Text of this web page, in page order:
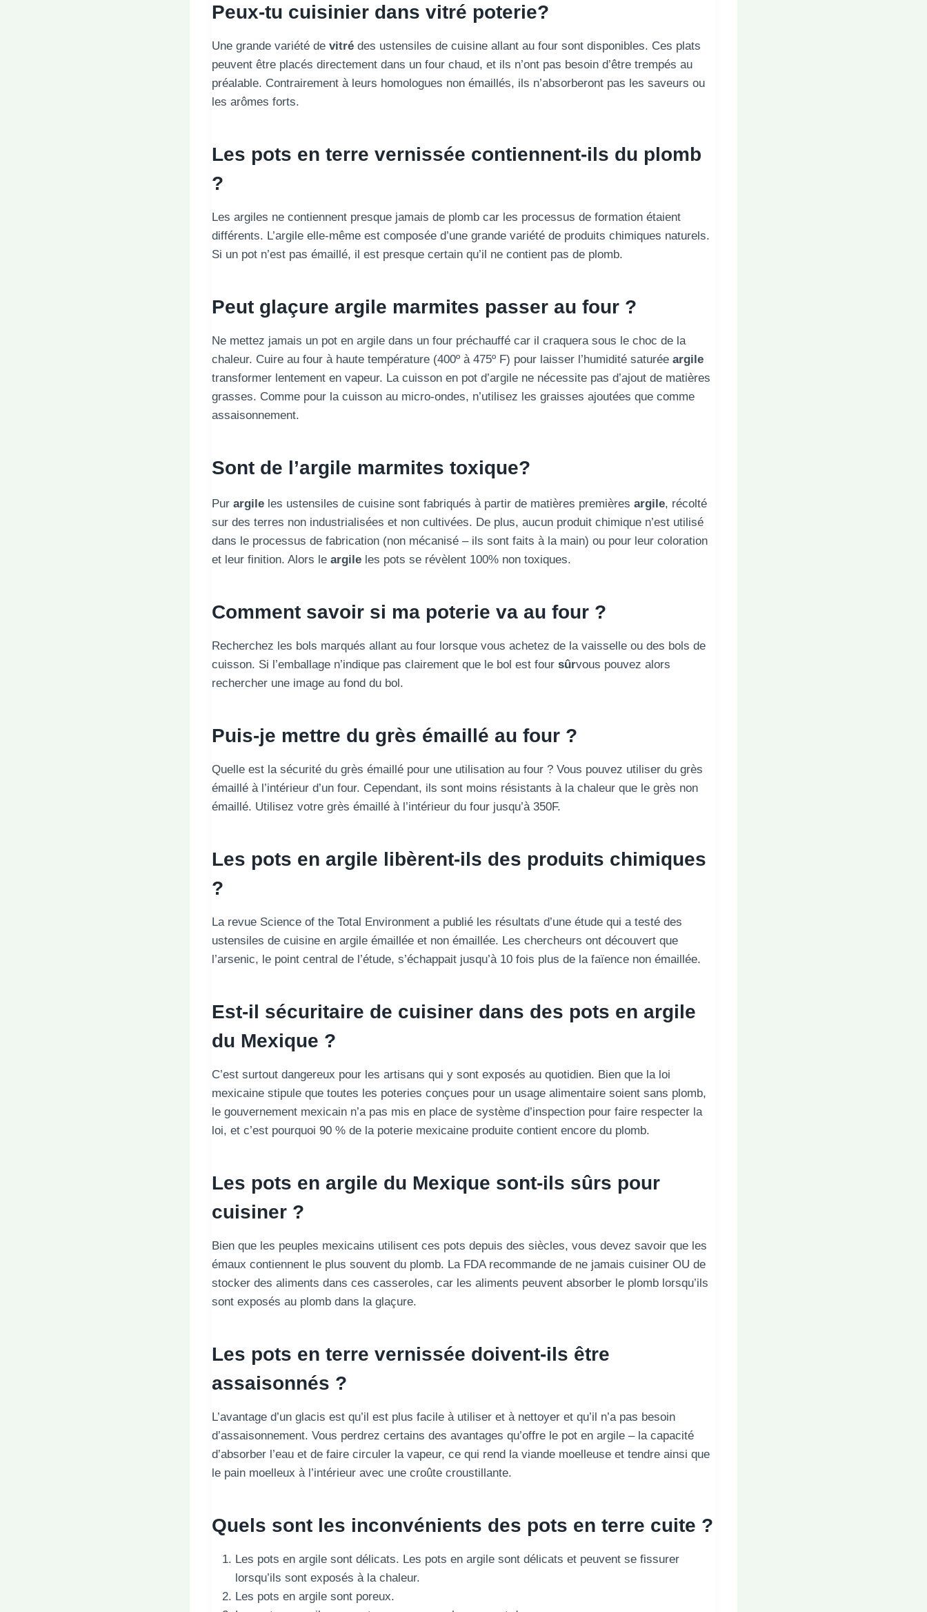
Peux-tu cuisinier dans vitré poterie?
Une grande variété de vitré des ustensiles de cuisine allant au four sont disponibles. Ces plats
peuvent être placés directement dans un four chaud, et ils n’ont pas besoin d’être trempés au
préalable. Contrairement à leurs homologues non émaillés, ils n’absorberont pas les saveurs ou
les arômes forts.
Les pots en terre vernissée contiennent-ils du plomb
?
Les argiles ne contiennent presque jamais de plomb car les processus de formation étaient
différents. L’argile elle-même est composée d’une grande variété de produits chimiques naturels.
Si un pot n’est pas émaillé, il est presque certain qu’il ne contient pas de plomb.
Peut glaçure argile marmites passer au four ?
Ne mettez jamais un pot en argile dans un four préchauffé car il craquera sous le choc de la
chaleur. Cuire au four à haute température (400º à 475º F) pour laisser l’humidité saturée argile
transformer lentement en vapeur. La cuisson en pot d’argile ne nécessite pas d’ajout de matières
grasses. Comme pour la cuisson au micro-ondes, n’utilisez les graisses ajoutées que comme
assaisonnement.
Sont de l’argile marmites toxique?
Pur argile les ustensiles de cuisine sont fabriqués à partir de matières premières argile, récolté
sur des terres non industrialisées et non cultivées. De plus, aucun produit chimique n’est utilisé
dans le processus de fabrication (non mécanisé – ils sont faits à la main) ou pour leur coloration
et leur finition. Alors le argile les pots se révèlent 100% non toxiques.
Comment savoir si ma poterie va au four ?
Recherchez les bols marqués allant au four lorsque vous achetez de la vaisselle ou des bols de
cuisson. Si l’emballage n’indique pas clairement que le bol est four sûrvous pouvez alors
rechercher une image au fond du bol.
Puis-je mettre du grès émaillé au four ?
Quelle est la sécurité du grès émaillé pour une utilisation au four ? Vous pouvez utiliser du grès
émaillé à l’intérieur d’un four. Cependant, ils sont moins résistants à la chaleur que le grès non
émaillé. Utilisez votre grès émaillé à l’intérieur du four jusqu’à 350F.
Les pots en argile libèrent-ils des produits chimiques
?
La revue Science of the Total Environment a publié les résultats d’une étude qui a testé des
ustensiles de cuisine en argile émaillée et non émaillée. Les chercheurs ont découvert que
l’arsenic, le point central de l’étude, s’échappait jusqu’à 10 fois plus de la faïence non émaillée.
Est-il sécuritaire de cuisiner dans des pots en argile
du Mexique ?
C’est surtout dangereux pour les artisans qui y sont exposés au quotidien. Bien que la loi
mexicaine stipule que toutes les poteries conçues pour un usage alimentaire soient sans plomb,
le gouvernement mexicain n’a pas mis en place de système d’inspection pour faire respecter la
loi, et c’est pourquoi 90 % de la poterie mexicaine produite contient encore du plomb.
Les pots en argile du Mexique sont-ils sûrs pour
cuisiner ?
Bien que les peuples mexicains utilisent ces pots depuis des siècles, vous devez savoir que les
émaux contiennent le plus souvent du plomb. La FDA recommande de ne jamais cuisiner OU de
stocker des aliments dans ces casseroles, car les aliments peuvent absorber le plomb lorsqu’ils
sont exposés au plomb dans la glaçure.
Les pots en terre vernissée doivent-ils être
assaisonnés ?
L’avantage d’un glacis est qu’il est plus facile à utiliser et à nettoyer et qu’il n’a pas besoin
d’assaisonnement. Vous perdrez certains des avantages qu’offre le pot en argile – la capacité
d’absorber l’eau et de faire circuler la vapeur, ce qui rend la viande moelleuse et tendre ainsi que
le pain moelleux à l’intérieur avec une croûte croustillante.
Quels sont les inconvénients des pots en terre cuite ?
Les pots en argile sont délicats. Les pots en argile sont délicats et peuvent se fissurer
lorsqu’ils sont exposés à la chaleur.
Les pots en argile sont poreux.